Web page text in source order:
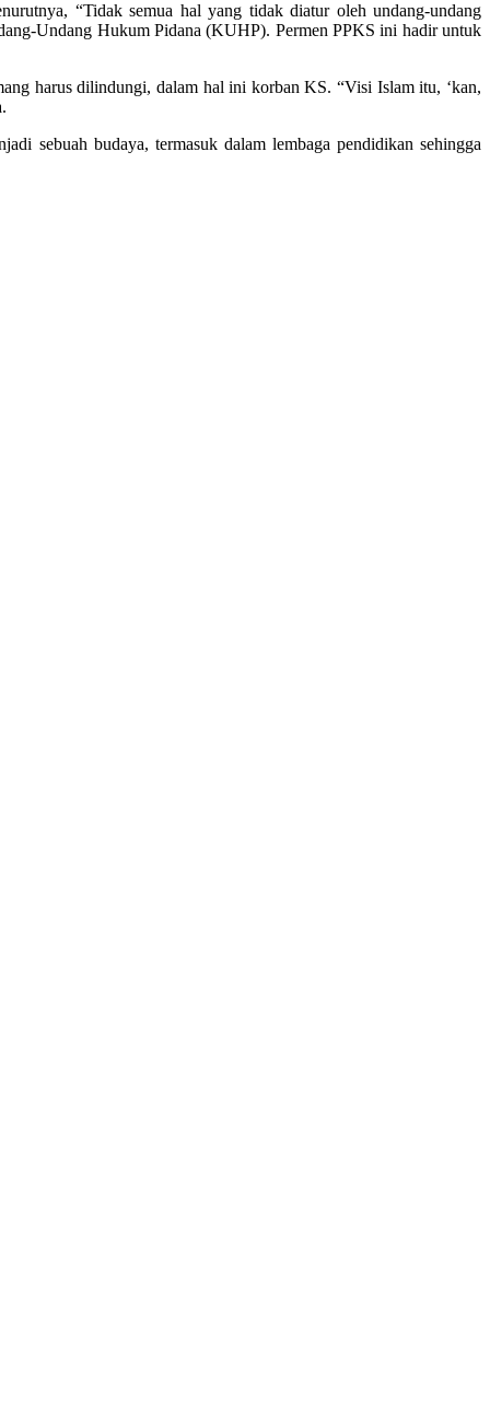
“Tidak semua hal yang tidak diatur oleh undang-undang
Undang Hukum Pidana (KUHP). Permen PPKS ini hadir untuk
harus dilindungi, dalam hal ini korban KS. “Visi Islam itu, ‘kan,
sebuah budaya, termasuk dalam lembaga pendidikan sehingga